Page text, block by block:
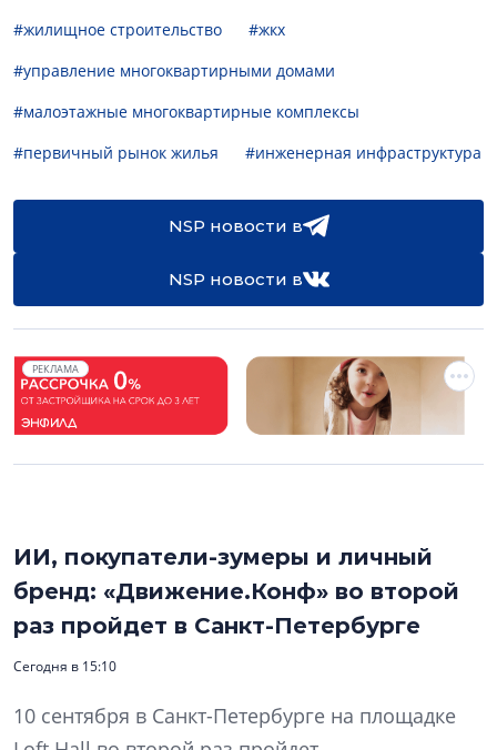
#жилищное строительство
#жкх
#управление многоквартирными домами
#малоэтажные многоквартирные комплексы
#первичный рынок жилья
#инженерная инфраструктура
NSP новости в
NSP новости в
РЕКЛАМА
ИИ, покупатели-зумеры и личный
бренд: «Движение.Конф» во второй
раз пройдет в Санкт-Петербурге
Сегодня в 15:10
10 сентября в Санкт-Петербурге на площадке